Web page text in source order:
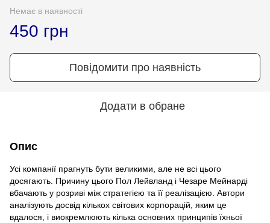
Немає в наявності
450 грн
Повідомити про наявність
Додати в обране
Опис
Усі компанії прагнуть бути великими, але не всі цього
досягають. Причину цього Пол Лейвланд і Чезаре Мейнарді
вбачають у розриві між стратегією та її реалізацією. Автори
аналізують досвід кількох світових корпорацій, яким це
вдалося, і виокремлюють кілька основних принципів їхньої